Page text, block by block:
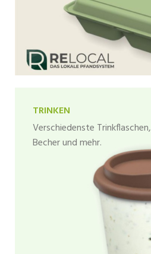
TRINKEN
Verschiedenste Trinkflaschen,
Becher und mehr.